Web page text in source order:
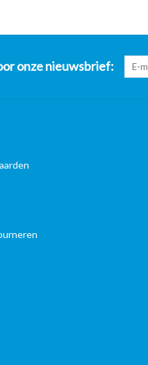
onze nieuwsbrief: